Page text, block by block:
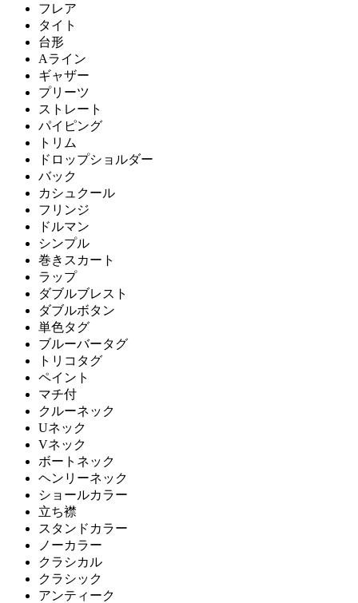
フレア
タイト
台形
Aライン
ギャザー
プリーツ
ストレート
パイピング
トリム
ドロップショルダー
バック
カシュクール
フリンジ
ドルマン
シンプル
巻きスカート
ラップ
ダブルブレスト
ダブルボタン
単色タグ
ブルーバータグ
トリコタグ
ペイント
マチ付
クルーネック
Uネック
Vネック
ボートネック
ヘンリーネック
ショールカラー
立ち襟
スタンドカラー
ノーカラー
クラシカル
クラシック
アンティーク